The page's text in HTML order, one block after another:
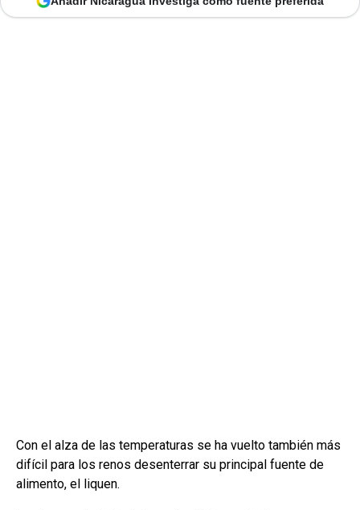
Con el alza de las temperaturas se ha vuelto también más
difícil para los renos desenterrar su principal fuente de
alimento, el liquen.